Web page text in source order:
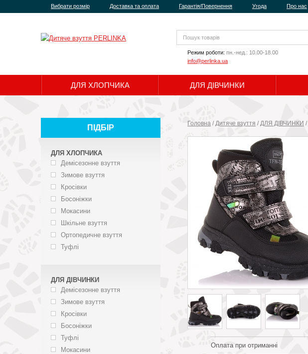
Вибрати розмір Доставка та оплата Гарантія/Повернення Угода Про нас
Режим роботи: пн.-нед.: 10.00-18.00
info@perlinka.ua
ДЛЯ ХЛОПЧИКА ДЛЯ ДІВЧИНКИ
Головна / Дитяче взуття / ДЛЯ ДІВЧИНКИ /
Оплата при отриманні
ПІДБІР
ДЛЯ ХЛОПЧИКА
Демісезонне взуття
Зимове взуття
Кросівки
Босоніжки
Мокасини
Шкільне взуття
Ортопедичне взуття
Туфлі
ДЛЯ ДІВЧИНКИ
Демісезонне взуття
Зимове взуття
Кросівки
Босоніжки
Туфлі
Мокасини